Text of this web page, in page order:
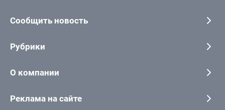
Сообщить новость
Рубрики
О компании
Реклама на сайте